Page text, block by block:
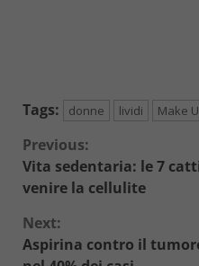
Tags: donne lividi Make
Continue
Reading
Previous:
Vita sedentaria: le 7
venire la cellulite
Next:
Aspirina contro il